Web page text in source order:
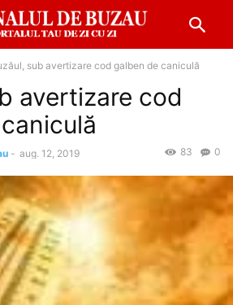
sub avertizare cod galben de caniculă
avertizare cod
- aug. 12, 2019 0
83